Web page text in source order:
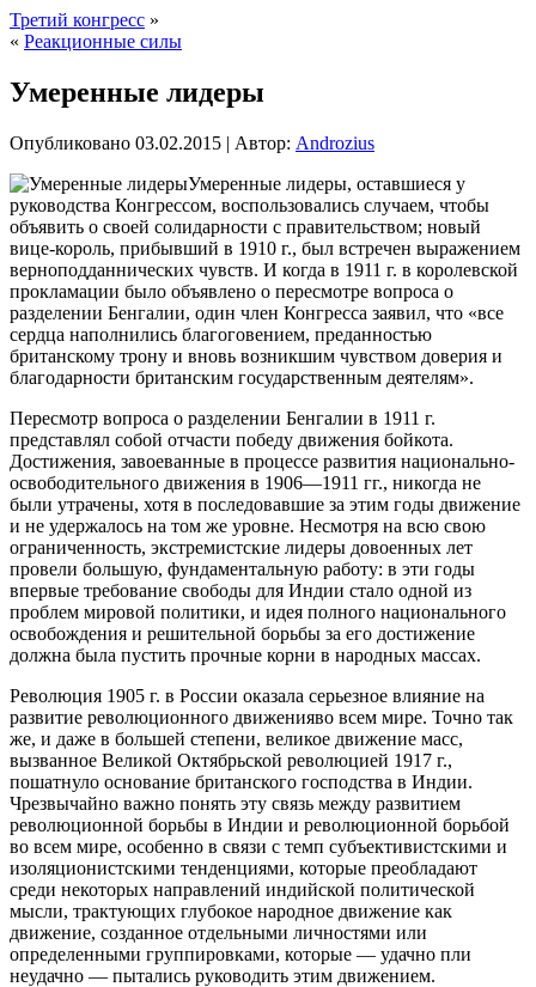
Третий конгресс »
« Реакционные силы
Умеренные лидеры
Опубликовано 03.02.2015 | Автор: Androzius
Умеренные лидеры, оставшиеся у
руководства Конгрессом, воспользовались случаем, чтобы
объявить о своей солидарности с правительством; новый
вице-король, прибывший в 1910 г., был встречен выражением
верноподданнических чувств. И когда в 1911 г. в королевской
прокламации было объявлено о пересмотре вопроса о
разделении Бенгалии, один член Конгресса заявил, что «все
сердца наполнились благоговением, преданностью
британскому трону и вновь возникшим чувством доверия и
благодарности британским государственным деятелям».
Пересмотр вопроса о разделении Бенгалии в 1911 г.
представлял собой отчасти победу движения бойкота.
Достижения, завоеванные в процессе развития национально-
освободительного движения в 1906—1911 гг., никогда не
были утрачены, хотя в последовавшие за этим годы движение
и не удержалось на том же уровне. Несмотря на всю свою
ограниченность, экстремистские лидеры довоенных лет
провели большую, фундаментальную работу: в эти годы
впервые требование свободы для Индии стало одной из
проблем мировой политики, и идея полного национального
освобождения и решительной борьбы за его достижение
должна была пустить прочные корни в народных массах.
Революция 1905 г. в России оказала серьезное влияние на
развитие революционного движенияво всем мире. Точно так
же, и даже в большей степени, великое движение масс,
вызванное Великой Октябрьской революцией 1917 г.,
пошатнуло основание британского господства в Индии.
Чрезвычайно важно понять эту связь между развитием
революционной борьбы в Индии и революционной борьбой
во всем мире, особенно в связи с темп субъективистскими и
изоляционистскими тенденциями, которые преобладают
среди некоторых направлений индийской политической
мысли, трактующих глубокое народное движение как
движение, созданное отдельными личностями или
определенными группировками, которые — удачно пли
неудачно — пытались руководить этим движением.